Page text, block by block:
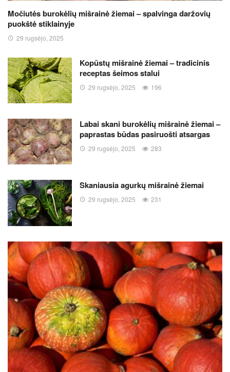
Močiutės burokėlių mišrainė žiemai – spalvinga daržovių
puokštė stiklainyje
29 rugsėjo, 2025
Kopūstų mišrainė žiemai – tradicinis
receptas šeimos stalui
29 rugsėjo, 2025 196
Labai skani burokėlių mišrainė žiemai –
paprastas būdas pasiruošti atsargas
29 rugsėjo, 2025 283
Skaniausia agurkų mišrainė žiemai
29 rugsėjo, 2025 231